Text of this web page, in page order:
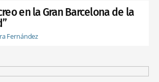
en la Gran Barcelona de la
Fernández